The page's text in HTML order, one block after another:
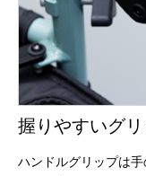
握りやすいグ
ハンドルグリップは